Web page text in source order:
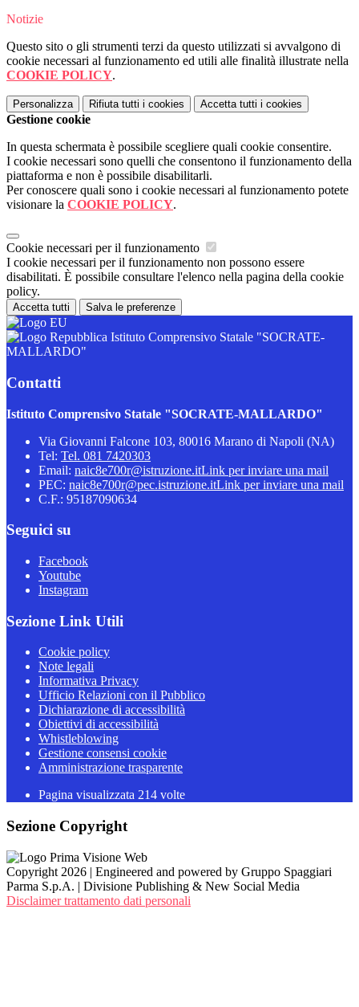
Notizie
Questo sito o gli strumenti terzi da questo utilizzati si avvalgono di
cookie necessari al funzionamento ed utili alle finalità illustrate nella
COOKIE POLICY.
Personalizza Rifiuta tutti i cookies Accetta tutti i cookies
Gestione cookie
In questa schermata è possibile scegliere quali cookie consentire.
I cookie necessari sono quelli che consentono il funzionamento della
piattaforma e non è possibile disabilitarli.
Per conoscere quali sono i cookie necessari al funzionamento potete
visionare la COOKIE POLICY.
Cookie necessari per il funzionamento
I cookie necessari per il funzionamento non possono essere
disabilitati. È possibile consultare l'elenco nella pagina della cookie
policy.
Accetta tutti Salva le preferenze
Istituto Comprensivo Statale "SOCRATE-
MALLARDO"
Contatti
Istituto Comprensivo Statale "SOCRATE-MALLARDO"
Via Giovanni Falcone 103, 80016 Marano di Napoli (NA)
Tel: Tel. 081 7420303
Email: naic8e700r@istruzione.itLink per inviare una mail
PEC: naic8e700r@pec.istruzione.itLink per inviare una mail
C.F.: 95187090634
Seguici su
Facebook
Youtube
Instagram
Sezione Link Utili
Cookie policy
Note legali
Informativa Privacy
Ufficio Relazioni con il Pubblico
Dichiarazione di accessibilità
Obiettivi di accessibilità
Whistleblowing
Gestione consensi cookie
Amministrazione trasparente
Pagina visualizzata 214 volte
Sezione Copyright
Copyright 2026 | Engineered and powered by Gruppo Spaggiari
Parma S.p.A. | Divisione Publishing & New Social Media
Disclaimer trattamento dati personali